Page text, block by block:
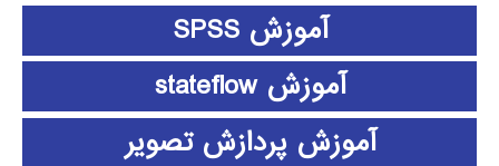
آموزش SPSS
آموزش stateflow
آموزش پردازش تصویر